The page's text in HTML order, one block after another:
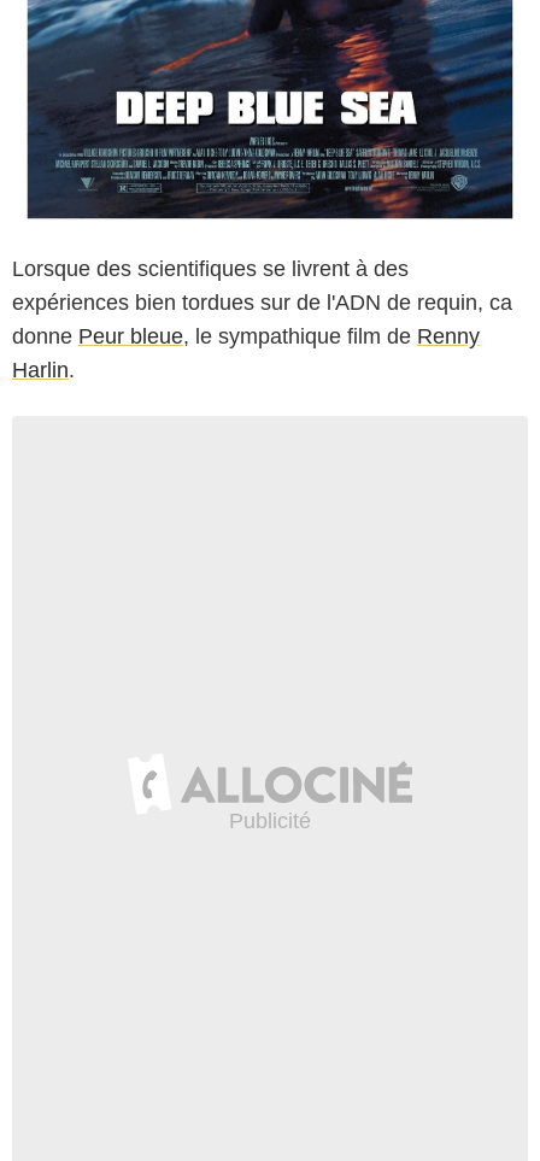
Lorsque des scientifiques se livrent à des
expériences bien tordues sur de l'ADN de requin, ca
donne Peur bleue, le sympathique film de Renny
Harlin.